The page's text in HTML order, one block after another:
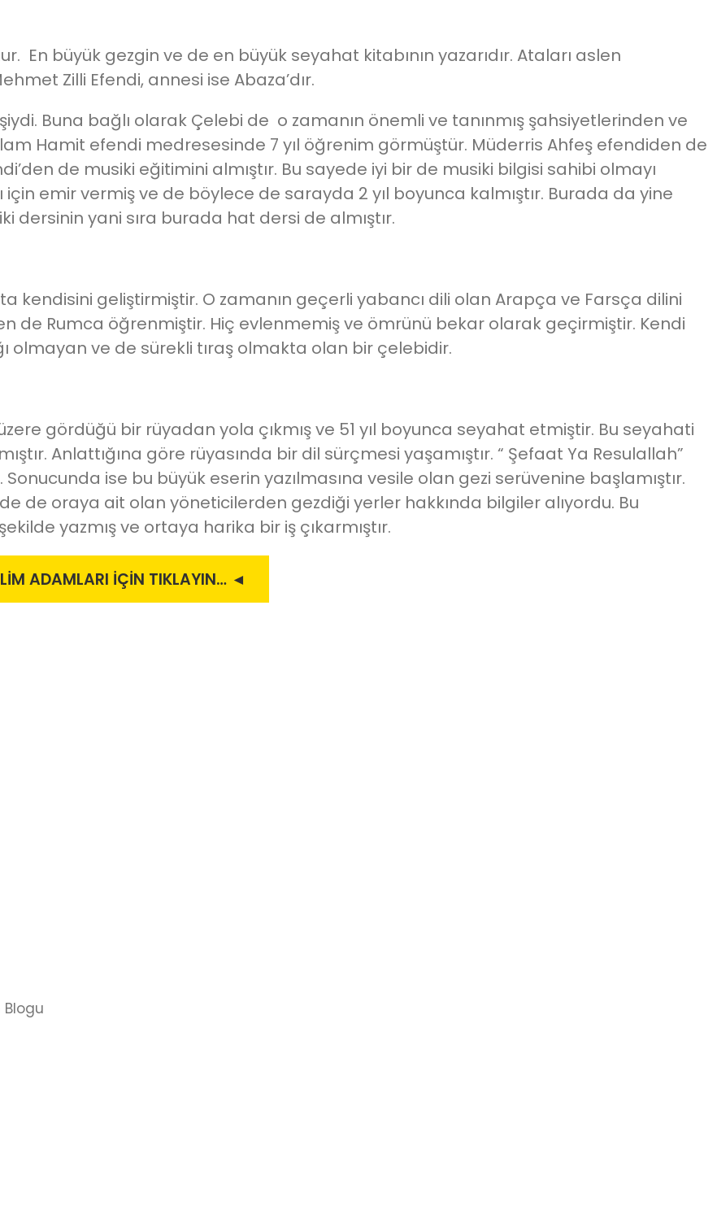
En büyük gezgin ve de en büyük seyahat kitabının yazarıdır. Ataları aslen
Zilli Efendi, annesi ise Abaza’dır.
Buna bağlı olarak Çelebi de o zamanın önemli ve tanınmış şahsiyetlerinden ve
Hamit efendi medresesinde 7 yıl öğrenim görmüştür. Müderris Ahfeş efendiden de
de musiki eğitimini almıştır. Bu sayede iyi bir de musiki bilgisi sahibi olmayı
emir vermiş ve de böylece de sarayda 2 yıl boyunca kalmıştır. Burada da yine
dersinin yani sıra burada hat dersi de almıştır.
kendisini geliştirmiştir. O zamanın geçerli yabancı dili olan Arapça ve Farsça dilini
de Rumca öğrenmiştir. Hiç evlenmemiş ve ömrünü bekar olarak geçirmiştir. Kendi
olmayan ve de sürekli tıraş olmakta olan bir çelebidir.
gördüğü bir rüyadan yola çıkmış ve 51 yıl boyunca seyahat etmiştir. Bu seyahati
Anlattığına göre rüyasında bir dil sürçmesi yaşamıştır. “ Şefaat Ya Resulallah”
ise bu büyük eserin yazılmasına vesile olan gezi serüvenine başlamıştır.
de oraya ait olan yöneticilerden gezdiği yerler hakkında bilgiler alıyordu. Bu
yazmış ve ortaya harika bir iş çıkarmıştır.
ADAMLARI İÇİN TIKLAYIN… ◄
Blogu